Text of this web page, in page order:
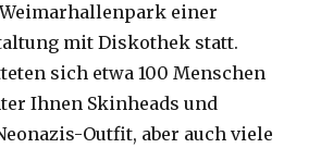
Weimarhallenpark einer
mit Diskothek statt.
sich etwa 100 Menschen
Ihnen Skinheads und
Outfit, aber auch viele